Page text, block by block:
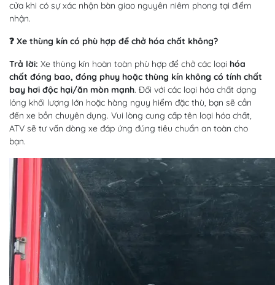
cửa khi có sự xác nhận bàn giao nguyên niêm phong tại điểm
nhận.
❓ Xe thùng kín có phù hợp để chở hóa chất không?
Trả lời: Xe thùng kín hoàn toàn phù hợp để chở các loại hóa
chất đóng bao, đóng phuy hoặc thùng kín không có tính chất
bay hơi độc hại/ăn mòn mạnh. Đối với các loại hóa chất dạng
lỏng khối lượng lớn hoặc hàng nguy hiểm đặc thù, bạn sẽ cần
đến xe bồn chuyên dụng. Vui lòng cung cấp tên loại hóa chất,
ATV sẽ tư vấn dòng xe đáp ứng đúng tiêu chuẩn an toàn cho
bạn.